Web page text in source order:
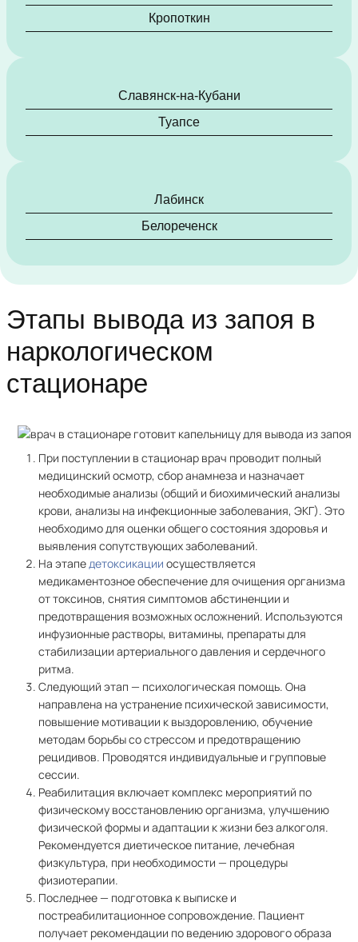
Кропоткин
Славянск-на-Кубани
Туапсе
Лабинск
Белореченск
Этапы вывода из запоя в
наркологическом
стационаре
При поступлении в стационар врач проводит полный
медицинский осмотр, сбор анамнеза и назначает
необходимые анализы (общий и биохимический анализы
крови, анализы на инфекционные заболевания, ЭКГ). Это
необходимо для оценки общего состояния здоровья и
выявления сопутствующих заболеваний.
На этапедетоксикации осуществляется
медикаментозное обеспечение для очищения организма
от токсинов, снятия симптомов абстиненции и
предотвращения возможных осложнений. Используются
инфузионные растворы, витамины, препараты для
стабилизации артериального давления и сердечного
ритма.
Следующий этап — психологическая помощь. Она
направлена на устранение психической зависимости,
повышение мотивации к выздоровлению, обучение
методам борьбы со стрессом и предотвращению
рецидивов. Проводятся индивидуальные и групповые
сессии.
Реабилитация включает комплекс мероприятий по
физическому восстановлению организма, улучшению
физической формы и адаптации к жизни без алкоголя.
Рекомендуется диетическое питание, лечебная
физкультура, при необходимости — процедуры
физиотерапии.
Последнее — подготовка к выписке и
постреабилитационное сопровождение. Пациент
получает рекомендации по ведению здорового образа